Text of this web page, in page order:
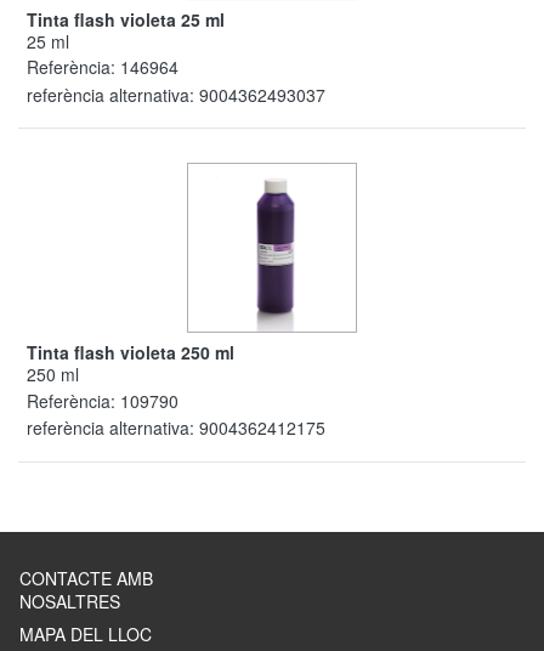
Tinta flash violeta 25 ml
25 ml
Referència: 146964
referència alternativa: 9004362493037
Tinta flash violeta 250 ml
250 ml
Referència: 109790
referència alternativa: 9004362412175
CONTACTE AMB
NOSALTRES
MAPA DEL LLOC